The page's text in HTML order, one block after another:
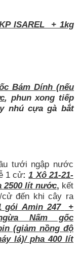
ISAREL + 1kg
Bám Dính (nếu
, phun xong tiếp
nhú cựa gà bắt
tưới ngập nước
1 cử:1 Xô 21-21-
2500 lít nước, kết
cử đến khi cây ra
góiAmin 247
+
Nấm gốc
(giảm nồng độ
lá)/ pha 400 lít